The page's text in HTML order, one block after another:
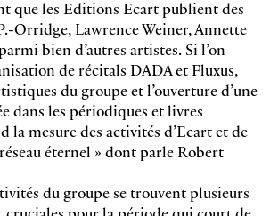
que les Editions Ecart publient des
Orridge, Lawrence Weiner, Annette
bien d’autres artistes. Si l’on
de récitals DADA et Fluxus,
du groupe et l’ouverture d’une
dans les périodiques et livres
la mesure des activités d’Ecart et de
éternel » dont parle Robert
du groupe se trouvent plusieurs